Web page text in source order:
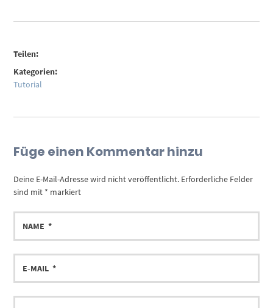
Teilen:
Kategorien:
Tutorial
Füge einen Kommentar hinzu
Deine E-Mail-Adresse wird nicht veröffentlicht. Erforderliche Felder
sind mit * markiert
MAIL